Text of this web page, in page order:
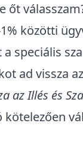
őt
közötti
speciális
ad vissza
az Illés és